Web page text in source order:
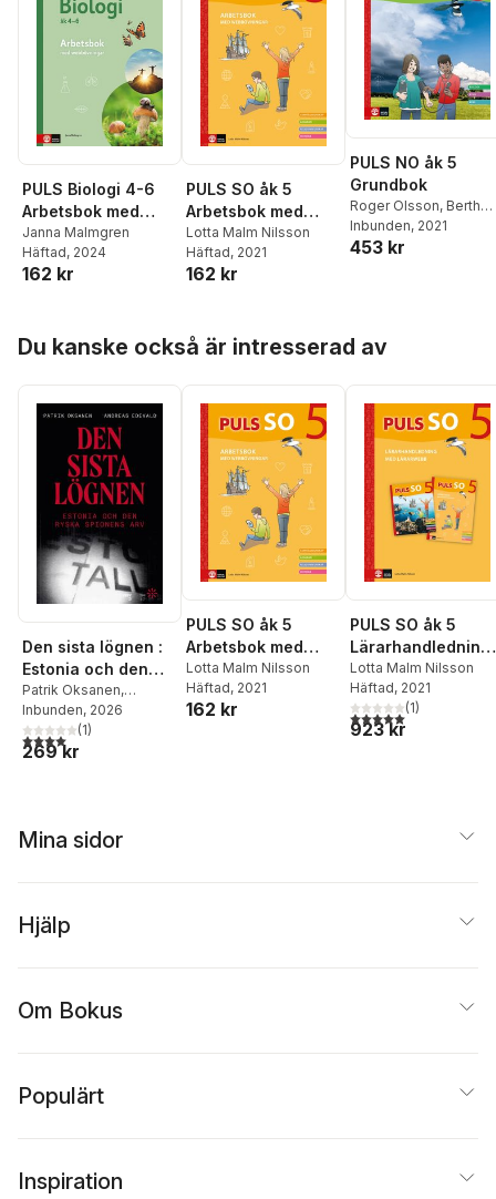
PULS Biologi 4-6
Arbetsbok med
elevwebb, fjärde
upplagan
Janna Malmgren
Häftad, 2024
162 kr
PULS SO åk 5
Arbetsbok med
elevwebb
Lotta Malm Nilsson
Häftad, 2021
162 kr
PULS NO åk 5
Grundbok
Roger Olsson, Berth
Belfrage,Staffan
Sjöberg,
Inbunden, 2021
453 kr
Du kanske också är intresserad av
Den sista lögnen :
Estonia och den
ryska spionens arv
Patrik Oksanen,
Andreas Edevald
Inbunden, 2026
4,0utav 5 stjärnor. Totalt antal röster:
(1)
269 kr
PULS SO åk 5
Arbetsbok med
elevwebb
Lotta Malm Nilsson
Häftad, 2021
162 kr
PULS SO åk 5
Lärarhandledning
med lärarwebb
Lotta Malm Nilsson
Häftad, 2021
5,0utav 5 stjärnor.
(1)
923 kr
Mina sidor
Hjälp
Om Bokus
Populärt
Inspiration